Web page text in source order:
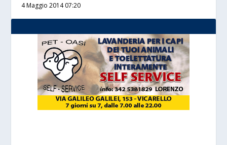
4 Maggio 2014 07:20